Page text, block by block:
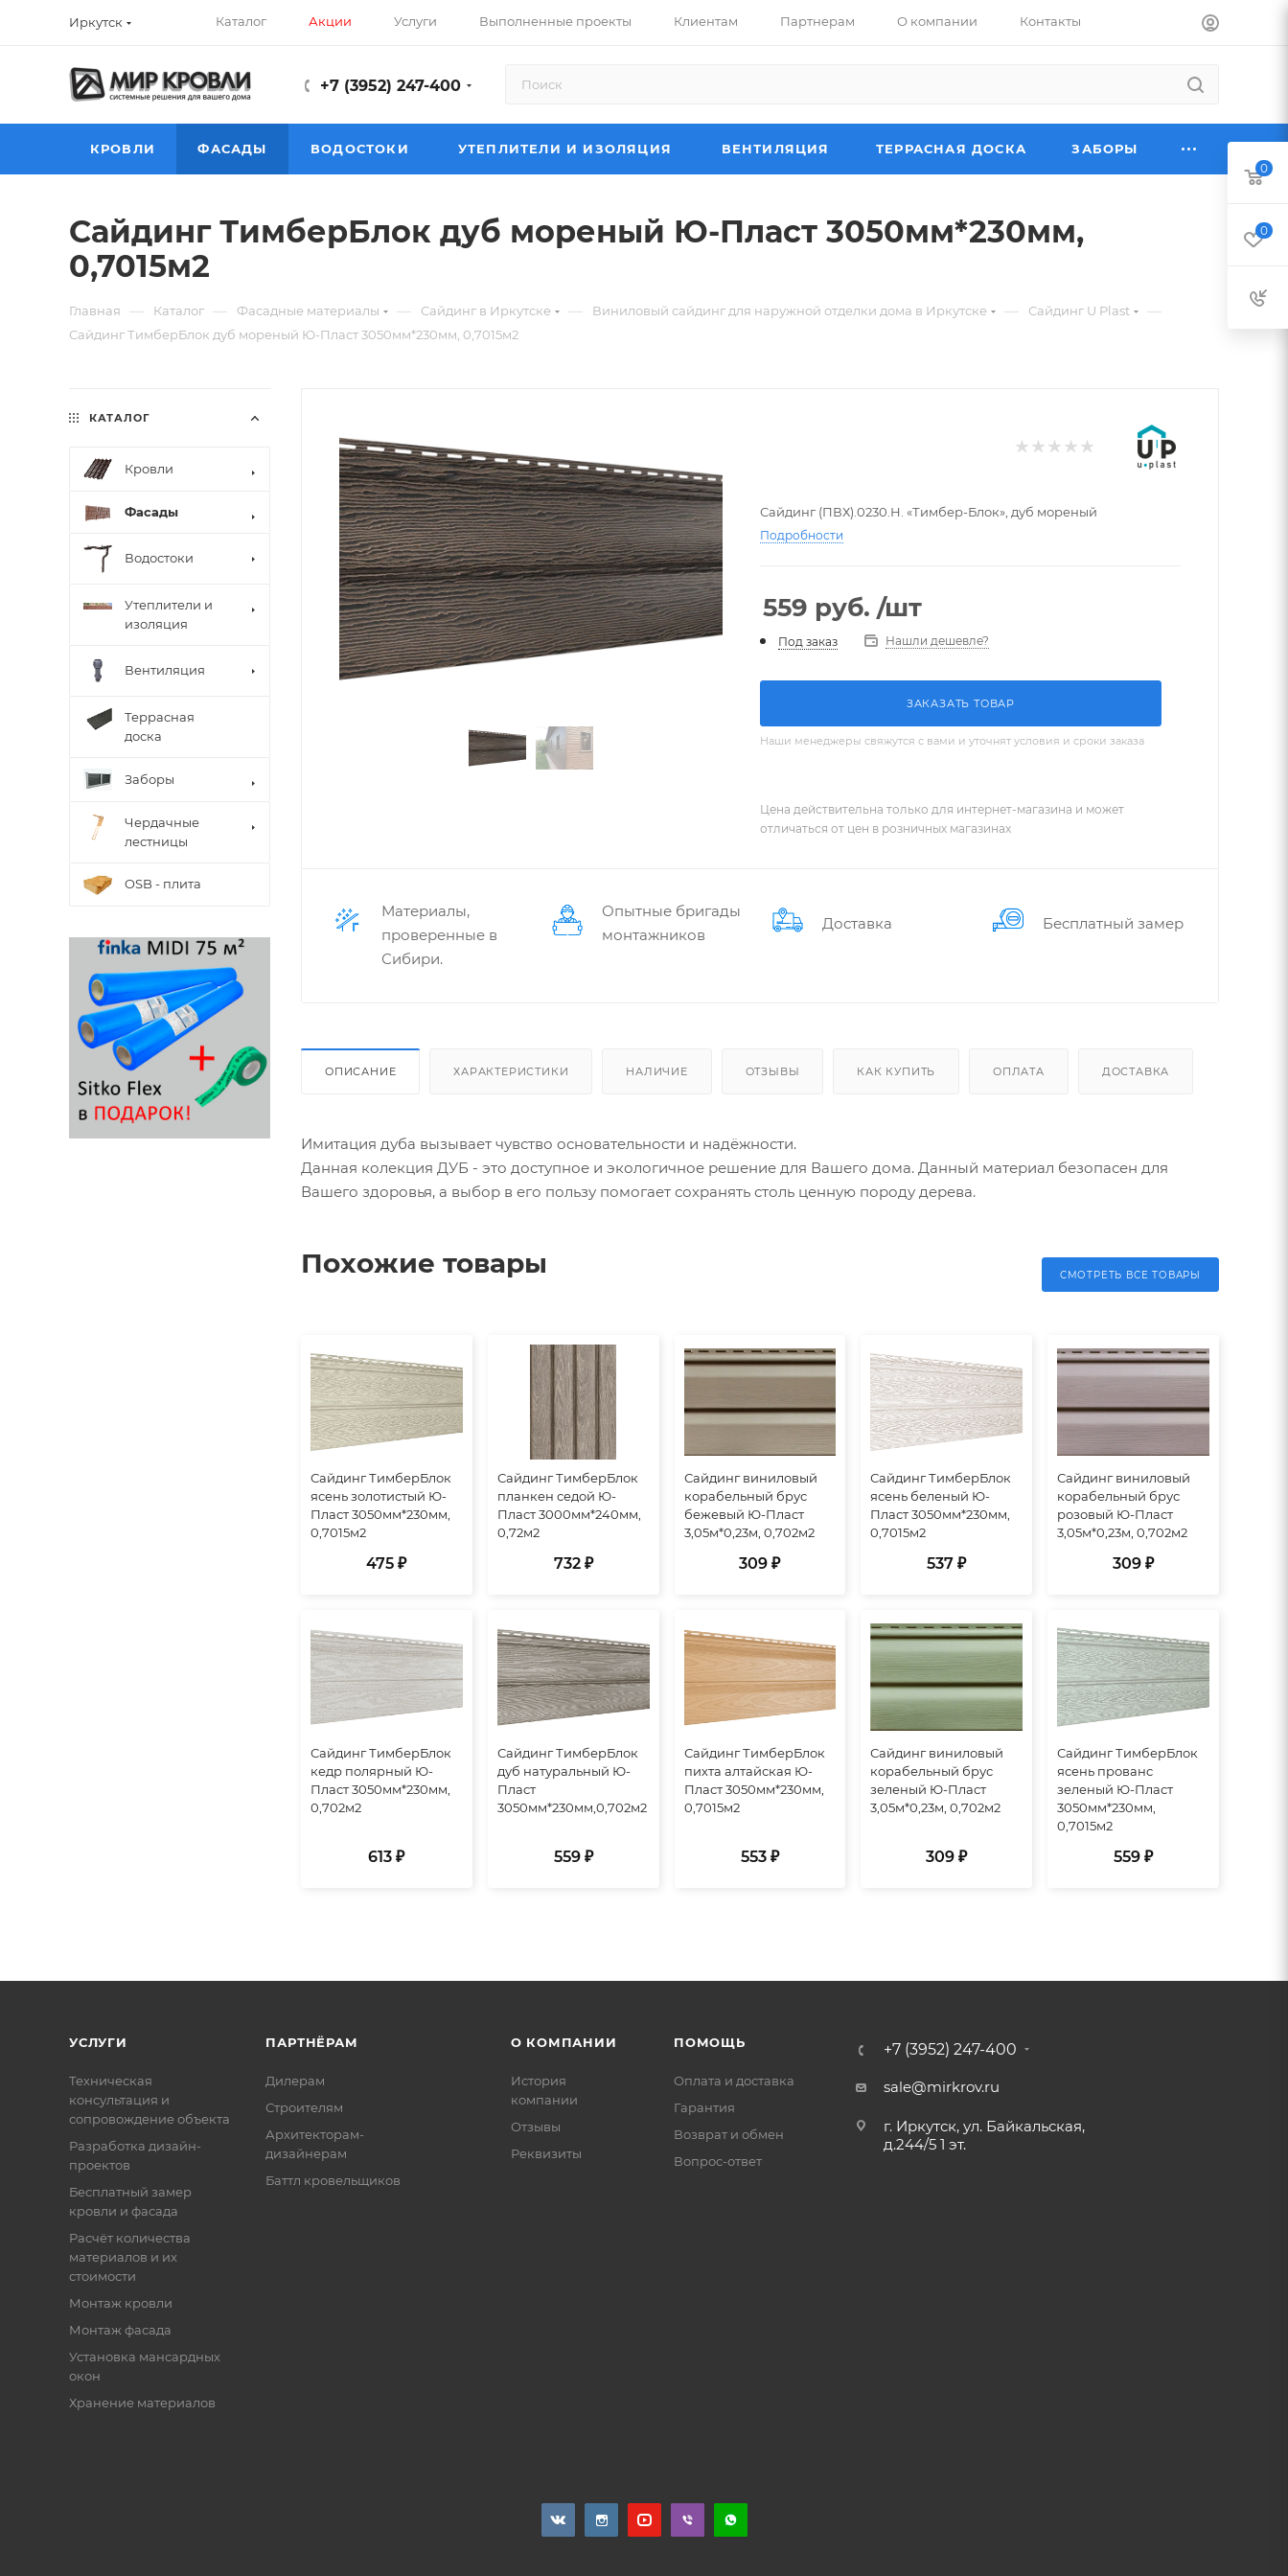
Иркутск Каталог Акции Услуги Выполненные проекты Клиентам Партнерам О компании Контакты
+7 (3952) 247-400
КРОВЛИ ФАСАДЫ ВОДОСТОКИ УТЕПЛИТЕЛИ И ИЗОЛЯЦИЯ ВЕНТИЛЯЦИЯ ТЕРРАСНАЯ ДОСКА ЗАБОРЫ
Сайдинг ТимберБлок дуб мореный Ю-Пласт 3050мм*230мм,
0,7015м2
Главная — Каталог — Фасадные материалы — Сайдинг в Иркутске — Виниловый сайдинг для наружной отделки дома в Иркутске — Сайдинг U Plast —
Сайдинг ТимберБлок дуб мореный Ю-Пласт 3050мм*230мм, 0,7015м2
Сайдинг (ПВХ).0230.Н. «Тимбер-Блок», дуб мореный
Подробности
559 руб. /шт
Под заказ Нашли дешевле?
ЗАКАЗАТЬ ТОВАР
Наши менеджеры свяжутся с вами и уточнят условия и сроки заказа
Цена действительна только для интернет-магазина и может
отличаться от цен в розничных магазинах
Материалы,
проверенные в
Сибири.
Опытные бригады
монтажников
Доставка Бес­плат­ный замер
ОПИСАНИЕ ХАРАКТЕРИСТИКИ НАЛИЧИЕ ОТЗЫВЫ КАК КУПИТЬ ОПЛАТА ДОСТАВКА
Имитация дуба вызывает чувство основательности и надёжности.
Данная колекция ДУБ - это доступное и экологичное решение для Вашего дома. Данный материал безопасен для
Вашего здоровья, а выбор в его пользу помогает сохранять столь ценную породу дерева.
Похожие товары СМОТРЕТЬ ВСЕ ТОВАРЫ
Сайдинг ТимберБлок
ясень золотистый Ю-
Пласт 3050мм*230мм,
0,7015м2
475 ₽
Сайдинг ТимберБлок
планкен седой Ю-
Пласт 3000мм*240мм,
0,72м2
732 ₽
Сайдинг виниловый
корабельный брус
бежевый Ю-Пласт
3,05м*0,23м, 0,702м2
309 ₽
Сайдинг ТимберБлок
ясень беленый Ю-
Пласт 3050мм*230мм,
0,7015м2
537 ₽
Сайдинг виниловый
корабельный брус
розовый Ю-Пласт
3,05м*0,23м, 0,702м2
309 ₽
Сайдинг ТимберБлок
кедр полярный Ю-
Пласт 3050мм*230мм,
0,702м2
613 ₽
Сайдинг ТимберБлок
дуб натуральный Ю-
Пласт
3050мм*230мм,0,702м2
559 ₽
Сайдинг ТимберБлок
пихта алтайская Ю-
Пласт 3050мм*230мм,
0,7015м2
553 ₽
Сайдинг виниловый
корабельный брус
зеленый Ю-Пласт
3,05м*0,23м, 0,702м2
309 ₽
Сайдинг ТимберБлок
ясень прованс
зеленый Ю-Пласт
3050мм*230мм,
0,7015м2
559 ₽
КАТАЛОГ
Кровли
Фасады
Водостоки
Утеплители и
изоляция
Вентиляция
Террасная
доска
Заборы
Чердачные
лестницы
OSB - плита
УСЛУГИ
Техническая
консультация и
сопровождение объекта
Разработка дизайн-
проектов
Бесплатный замер
кровли и фасада
Расчёт количества
материалов и их
стоимости
Монтаж кровли
Монтаж фасада
Установка мансардных
окон
Хранение материалов
ПАРТНЁРАМ
Дилерам
Строителям
Архитекторам-
дизайнерам
Баттл кровельщиков
О КОМПАНИИ
История
компании
Отзывы
Реквизиты
ПОМОЩЬ
Оплата и доставка
Гарантия
Возврат и обмен
Вопрос-ответ
+7 (3952) 247-400
sale@mirkrov.ru
г. Иркутск, ул. Байкальская,
д.244/5 1 эт.
0
0